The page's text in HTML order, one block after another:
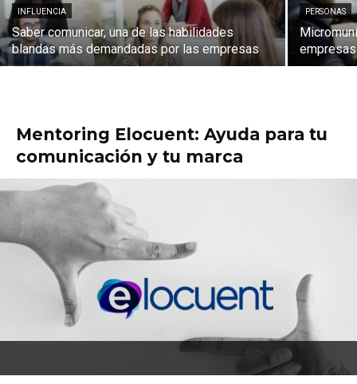
INFLUENCIA
Saber comunicar, una de las habilidades
blandas más demandadas por las empresas
PERSONAS
Mentoring Elocuent: Ayuda para tu
comunicación y tu marca